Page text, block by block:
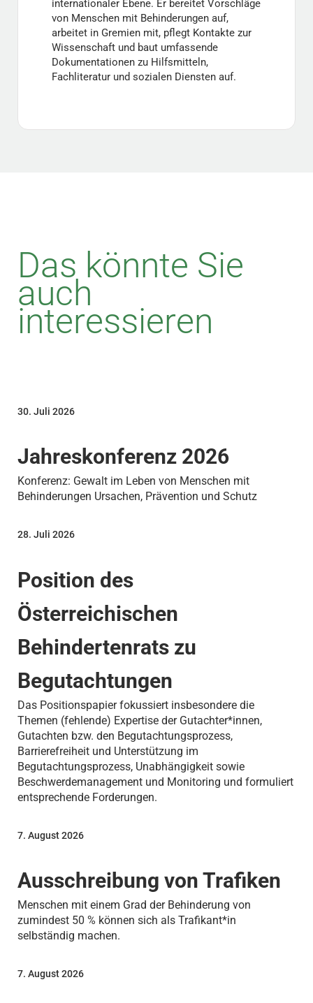
internationaler Ebene. Er bereitet Vorschläge
von Menschen mit Behinderungen auf,
arbeitet in Gremien mit, pflegt Kontakte zur
Wissenschaft und baut umfassende
Dokumentationen zu Hilfsmitteln,
Fachliteratur und sozialen Diensten auf.
Das könnte Sie
auch
interessieren
Jahreskonferenz 2026
30. Juli 2026
Konferenz: Gewalt im Leben von Menschen mit
Behinderungen Ursachen, Prävention und Schutz
Position des
Österreichischen
Behindertenrats zu
Begutachtungen
28. Juli 2026
Das Positionspapier fokussiert insbesondere die
Themen (fehlende) Expertise der Gutachter*innen,
Gutachten bzw. den Begutachtungsprozess,
Barrierefreiheit und Unterstützung im
Begutachtungsprozess, Unabhängigkeit sowie
Beschwerdemanagement und Monitoring und formuliert
entsprechende Forderungen.
Ausschreibung von Trafiken
7. August 2026
Menschen mit einem Grad der Behinderung von
zumindest 50 % können sich als Trafikant*in
selbständig machen.
7. August 2026